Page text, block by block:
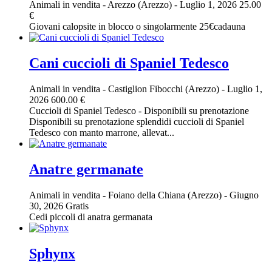
Animali in vendita - Arezzo (Arezzo) - Luglio 1, 2026 25.00
€
Giovani calopsite in blocco o singolarmente 25€cadauna
Cani cuccioli di Spaniel Tedesco
Animali in vendita - Castiglion Fibocchi (Arezzo) - Luglio 1,
2026 600.00 €
Cuccioli di Spaniel Tedesco - Disponibili su prenotazione
Disponibili su prenotazione splendidi cuccioli di Spaniel
Tedesco con manto marrone, allevat...
Anatre germanate
Animali in vendita - Foiano della Chiana (Arezzo) - Giugno
30, 2026 Gratis
Cedi piccoli di anatra germanata
Sphynx